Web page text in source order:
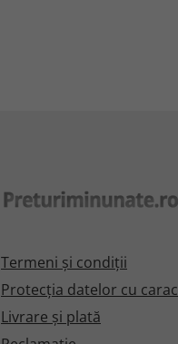
Termeni şi condiţii
Protecţia datelor cu
Livrare și plată